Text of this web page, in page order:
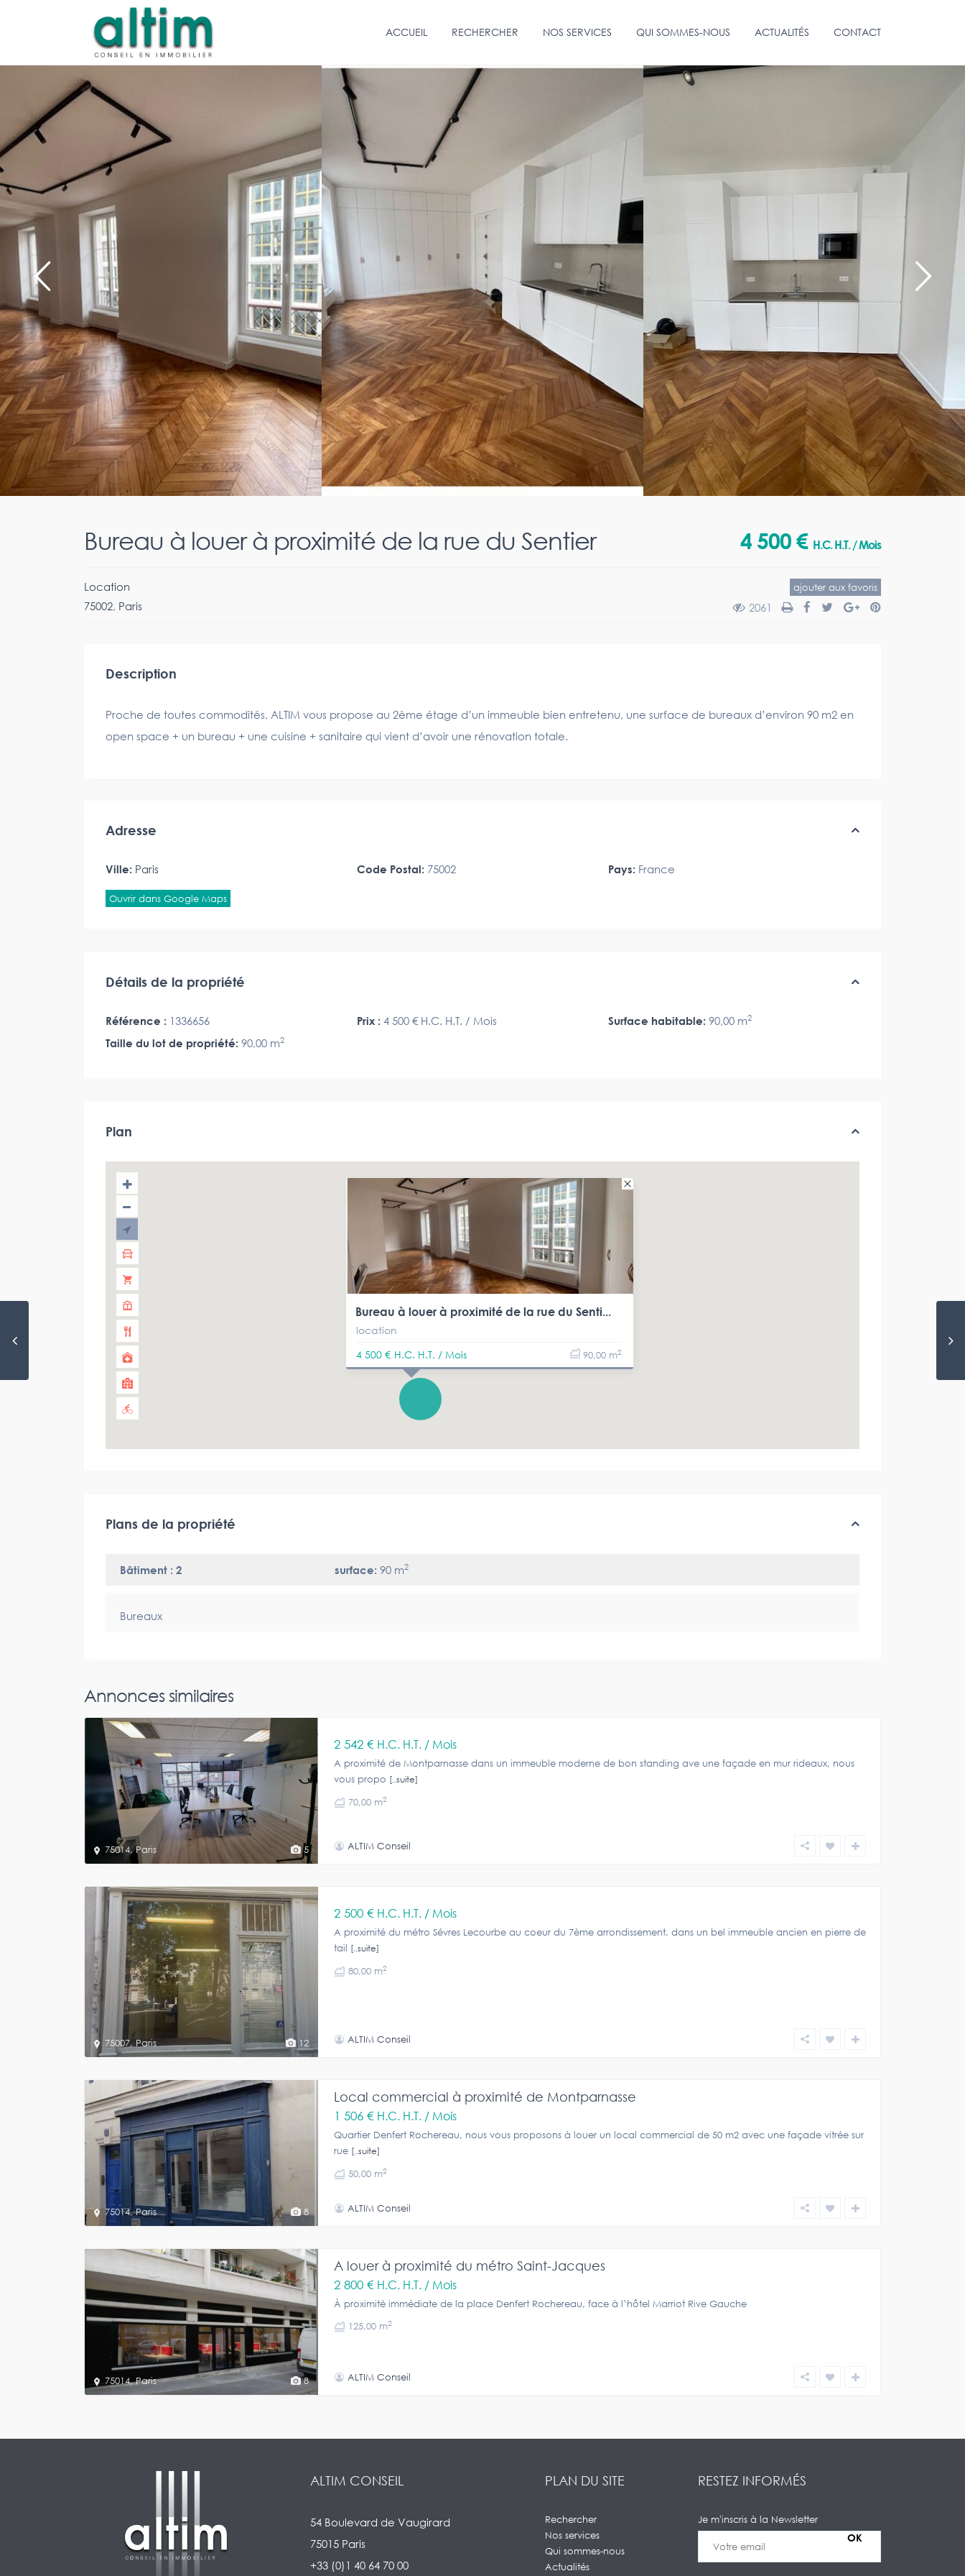
ACCUEIL RECHERCHER NOS SERVICES QUI SOMMES-NOUS ACTUALITÉS CONTACT
Bureau à louer à proximité de la rue du Sentier 4 500 € H.C. H.T. / Mois
Location
75002, Paris
ajouter aux favoris
2061
Description
Proche de toutes commodités, ALTIM vous propose au 2ème étage d’un immeuble bien entretenu, une surface de bureaux d’environ 90 m2 en
open space + un bureau + une cuisine + sanitaire qui vient d’avoir une rénovation totale.
Adresse
Ville: Paris Code Postal: 75002 Pays: France
Ouvrir dans Google Maps
Détails de la propriété
Référence : 1336656 Prix : 4 500 € H.C. H.T. / Mois Surface habitable: 90,00 m2
Taille du lot de propriété: 90,00 m2
Plan
Bureau à louer à proximité de la rue du Senti...
location
4 500 € H.C. H.T. / Mois 90,00 m2
Plans de la propriété
Bâtiment : 2 surface: 90 m2
Bureaux
Annonces similaires
5
75014,Paris
2 542 € H.C. H.T. / Mois
A proximité de Montparnasse dans un immeuble moderne de bon standing ave une façade en mur rideaux, nous
vous propo [..suite]
70,00 m2
ALTIM Conseil
12
75007,Paris
2 500 € H.C. H.T. / Mois
A proximité du métro Sévres Lecourbe au coeur du 7ème arrondissement, dans un bel immeuble ancien en pierre de
tail [..suite]
80,00 m2
ALTIM Conseil
8
75014,Paris
Local commercial à proximité de Montparnasse
1 506 € H.C. H.T. / Mois
Quartier Denfert Rochereau, nous vous proposons à louer un local commercial de 50 m2 avec une façade vitrée sur
rue [..suite]
50,00 m2
ALTIM Conseil
8
75014,Paris
A louer à proximité du métro Saint-Jacques
2 800 € H.C. H.T. / Mois
À proximité immédiate de la place Denfert Rochereau, face à l’hôtel Marriot Rive Gauche
125,00 m2
ALTIM Conseil
ALTIM CONSEIL
54 Boulevard de Vaugirard
75015 Paris
+33 (0)1 40 64 70 00
PLAN DU SITE
Rechercher
Nos services
Qui sommes-nous
Actualités
RESTEZ INFORMÉS
Je m'inscris à la Newsletter